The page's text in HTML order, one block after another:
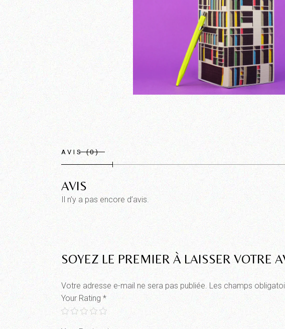
AVIS (0)
AVIS
Il n’y a pas encore d’avis.
SOYEZ LE PREMIER À LAISSER VOTRE
Votre adresse e-mail ne sera pas publiée. Les champs
Your Rating *